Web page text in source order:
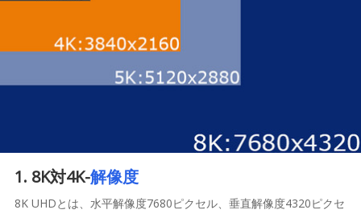
1. 8K対4K-解像度
8K UHDとは、水平解像度7680ピクセル、垂直解像度4320ピクセ